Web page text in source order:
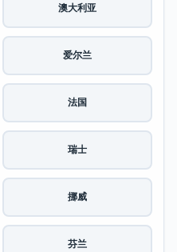
澳大利亚
爱尔兰
法国
瑞士
挪威
芬兰